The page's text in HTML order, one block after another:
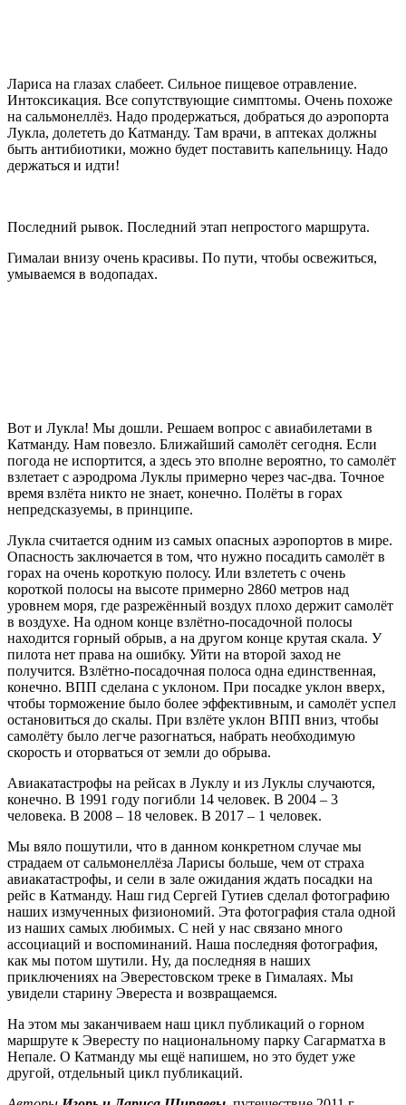
Лариса на глазах слабеет. Сильное пищевое отравление.
Интоксикация. Все сопутствующие симптомы. Очень похоже
на сальмонеллёз. Надо продержаться, добраться до аэропорта
Лукла, долететь до Катманду. Там врачи, в аптеках должны
быть антибиотики, можно будет поставить капельницу. Надо
держаться и идти!
Последний рывок. Последний этап непростого маршрута.
Гималаи внизу очень красивы. По пути, чтобы освежиться,
умываемся в водопадах.
Вот и Лукла! Мы дошли. Решаем вопрос с авиабилетами в
Катманду. Нам повезло. Ближайший самолёт сегодня. Если
погода не испортится, а здесь это вполне вероятно, то самолёт
взлетает с аэродрома Луклы примерно через час-два. Точное
время взлёта никто не знает, конечно. Полёты в горах
непредсказуемы, в принципе.
Лукла считается одним из самых опасных аэропортов в мире.
Опасность заключается в том, что нужно посадить самолёт в
горах на очень короткую полосу. Или взлететь с очень
короткой полосы на высоте примерно 2860 метров над
уровнем моря, где разрежённый воздух плохо держит самолёт
в воздухе. На одном конце взлётно-посадочной полосы
находится горный обрыв, а на другом конце крутая скала. У
пилота нет права на ошибку. Уйти на второй заход не
получится. Взлётно-посадочная полоса одна единственная,
конечно. ВПП сделана с уклоном. При посадке уклон вверх,
чтобы торможение было более эффективным, и самолёт успел
остановиться до скалы. При взлёте уклон ВПП вниз, чтобы
самолёту было легче разогнаться, набрать необходимую
скорость и оторваться от земли до обрыва.
Авиакатастрофы на рейсах в Луклу и из Луклы случаются,
конечно. В 1991 году погибли 14 человек. В 2004 – 3
человека. В 2008 – 18 человек. В 2017 – 1 человек.
Мы вяло пошутили, что в данном конкретном случае мы
страдаем от сальмонеллёза Ларисы больше, чем от страха
авиакатастрофы, и сели в зале ожидания ждать посадки на
рейс в Катманду. Наш гид Сергей Гутиев сделал фотографию
наших измученных физиономий. Эта фотография стала одной
из наших самых любимых. С ней у нас связано много
ассоциаций и воспоминаний. Наша последняя фотография,
как мы потом шутили. Ну, да последняя в наших
приключениях на Эверестовском треке в Гималаях. Мы
увидели старину Эвереста и возвращаемся.
На этом мы заканчиваем наш цикл публикаций о горном
маршруте к Эвересту по национальному парку Сагарматха в
Непале. О Катманду мы ещё напишем, но это будет уже
другой, отдельный цикл публикаций.